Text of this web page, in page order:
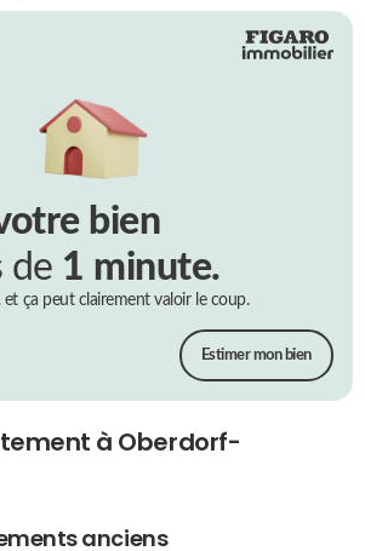
bien
de 1 minute.
et ça peut clairement valoir le coup.
Estimer mon bien
à Oberdorf-
anciens